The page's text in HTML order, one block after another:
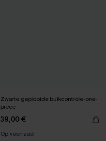
Zwarte geplooide buikcontrole-one-
piece
39,00 €
Op voorraad